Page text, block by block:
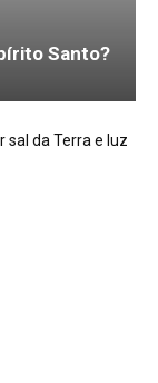
Santo?
sal da Terra e luz